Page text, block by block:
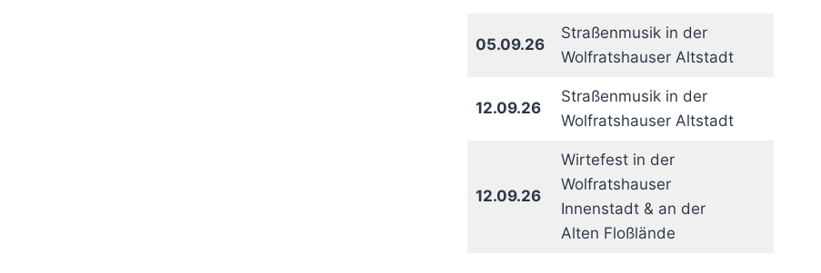
05.09.26
Straßenmusik in der
Wolfratshauser Altstadt
12.09.26
Straßenmusik in der
Wolfratshauser Altstadt
12.09.26
Wirtefest in der
Wolfratshauser
Innenstadt & an der
Alten Floßlände